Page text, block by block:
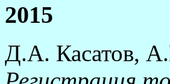
2015
Д.А. Касатов,